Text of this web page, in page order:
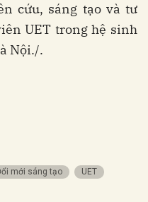
cứu, sáng tạo và tư
UET trong hệ sinh
Nội./.
mới sáng tạo UET